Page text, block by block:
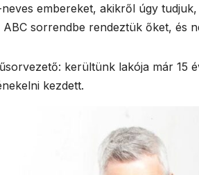
embereket, akikről úgy
sorrendbe rendeztük őket, és
kerültünk lakója már 15
kezdett.